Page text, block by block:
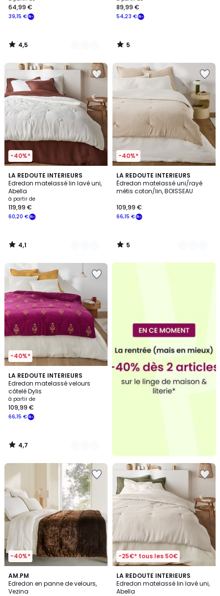
à
partir
64,99
€
notre
programme
pour
payer
place
39,15
€.
39,15 €
64,99 €
4,5
/
54,23 €
89,99 €
5
/
-40%*
LA REDOUTE INTERIEURS
Edredon matelassé lin lavé uni,
Abella
à partir de
60,20 €
119,99 €
4,1
/ 5
4
Couleurs
4,1
/
-40%*
LA REDOUTE INTERIEURS
Édredon matelassé uni/rayé
métis coton/lin, BOISSEAU
66,15 €
109,99 €
5
/
5
3
Couleurs
5
/
-40%*
LA REDOUTE INTERIEURS
Edredon matelassé velours
côtelé Dylis
à partir de
66,15 €
109,99 €
4,7
/ 5
2
Couleurs
4,7
/
-40%*
AM.PM
Edredon en panne de velours,
Vezina
5
/
5
5
Couleurs
-25€* tous les 50€
LA REDOUTE INTERIEURS
Edredon matelassé lin lavé uni,
Abella
4,1
/ 5